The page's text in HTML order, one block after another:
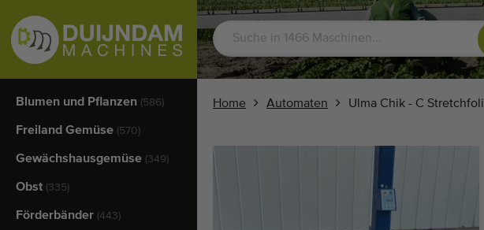
Blumen und Pflanzen (586)
Freiland Gemüse (570)
Gewächshausgemüse (349)
Obst (335)
Förderbänder (443)
Home Automaten Ulma Chik - C